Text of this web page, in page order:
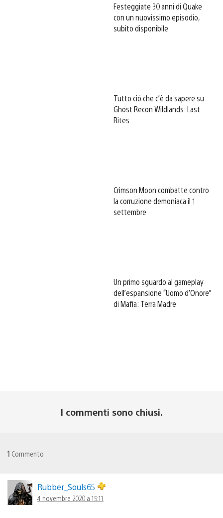
Festeggiate 30 anni di Quake
con un nuovissimo episodio,
subito disponibile
Tutto ciò che c’è da sapere su
Ghost Recon Wildlands: Last
Rites
Crimson Moon combatte contro
la corruzione demoniaca il 1
settembre
Un primo sguardo al gameplay
dell’espansione “Uomo d’Onore”
di Mafia: Terra Madre
I commenti sono chiusi.
1 Commento
Rubber_Souls65
4 novembre 2020 a 15:11